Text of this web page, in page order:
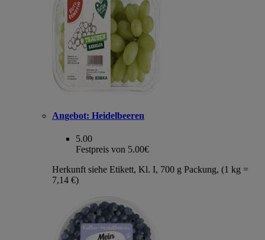
Angebot: Heidelbeeren
5.00
Festpreis von 5.00€
Herkunft siehe Etikett, Kl. I, 700 g Packung, (1 kg =
7,14 €)